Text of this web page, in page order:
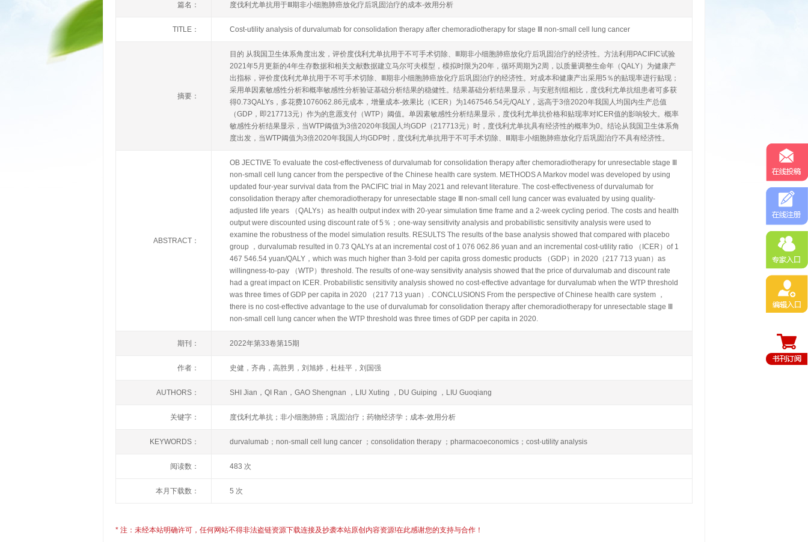
篇名： 度伐利尤单抗用于Ⅲ期非小细胞肺癌放化疗后巩固治疗的成本-效用分析
TITLE： Cost-utility analysis of durvalumab for consolidation therapy after chemoradiotherapy for stage Ⅲ non-small cell lung cancer
摘要：
目的 从我国卫生体系角度出发，评价度伐利尤单抗用于不可手术切除、Ⅲ期非小细胞肺癌放化疗后巩固治疗的经济性。方法利用PACIFIC试验
2021年5月更新的4年生存数据和相关文献数据建立马尔可夫模型，模拟时限为20年，循环周期为2周，以质量调整生命年（QALY）为健康产
出指标，评价度伐利尤单抗用于不可手术切除、Ⅲ期非小细胞肺癌放化疗后巩固治疗的经济性。对成本和健康产出采用5％的贴现率进行贴现；
采用单因素敏感性分析和概率敏感性分析验证基础分析结果的稳健性。结果基础分析结果显示，与安慰剂组相比，度伐利尤单抗组患者可多获
得0.73QALYs，多花费1076062.86元成本，增量成本-效果比（ICER）为1467546.54元/QALY，远高于3倍2020年我国人均国内生产总值
（GDP，即217713元）作为的意愿支付（WTP）阈值。单因素敏感性分析结果显示，度伐利尤单抗价格和贴现率对ICER值的影响较大。概率
敏感性分析结果显示，当WTP阈值为3倍2020年我国人均GDP（217713元）时，度伐利尤单抗具有经济性的概率为0。结论从我国卫生体系角
度出发，当WTP阈值为3倍2020年我国人均GDP时，度伐利尤单抗用于不可手术切除、Ⅲ期非小细胞肺癌放化疗后巩固治疗不具有经济性。
ABSTRACT：
OB JECTIVE To evaluate the cost-effectiveness of durvalumab for consolidation therapy after chemoradiotherapy for unresectable stage Ⅲ
non-small cell lung cancer from the perspective of the Chinese health care system. METHODS A Markov model was developed by using
updated four-year survival data from the PACIFIC trial in May 2021 and relevant literature. The cost-effectiveness of durvalumab for
consolidation therapy after chemoradiotherapy for unresectable stage Ⅲ non-small cell lung cancer was evaluated by using quality-
adjusted life years （QALYs）as health output index with 20-year simulation time frame and a 2-week cycling period. The costs and health
output were discounted using discount rate of 5％；one-way sensitivity analysis and probabilistic sensitivity analysis were used to
examine the robustness of the model simulation results. RESULTS The results of the base analysis showed that compared with placebo
group ，durvalumab resulted in 0.73 QALYs at an incremental cost of 1 076 062.86 yuan and an incremental cost-utility ratio （ICER）of 1
467 546.54 yuan/QALY，which was much higher than 3-fold per capita gross domestic products （GDP）in 2020（217 713 yuan）as
willingness-to-pay （WTP）threshold. The results of one-way sensitivity analysis showed that the price of durvalumab and discount rate
had a great impact on ICER. Probabilistic sensitivity analysis showed no cost-effective advantage for durvalumab when the WTP threshold
was three times of GDP per capita in 2020 （217 713 yuan）. CONCLUSIONS From the perspective of Chinese health care system ，
there is no cost-effective advantage to the use of durvalumab for consolidation therapy after chemoradiotherapy for unresectable stage Ⅲ
non-small cell lung cancer when the WTP threshold was three times of GDP per capita in 2020.
期刊： 2022年第33卷第15期
作者： 史健，齐冉，高胜男，刘旭婷，杜桂平，刘国强
AUTHORS： SHI Jian，QI Ran，GAO Shengnan ，LIU Xuting ，DU Guiping ，LIU Guoqiang
关键字： 度伐利尤单抗；非小细胞肺癌；巩固治疗；药物经济学；成本-效用分析
KEYWORDS： durvalumab；non-small cell lung cancer ；consolidation therapy ；pharmacoeconomics；cost-utility analysis
阅读数： 483 次
本月下载数： 5 次
* 注：未经本站明确许可，任何网站不得非法盗链资源下载连接及抄袭本站原创内容资源!在此感谢您的支持与合作！